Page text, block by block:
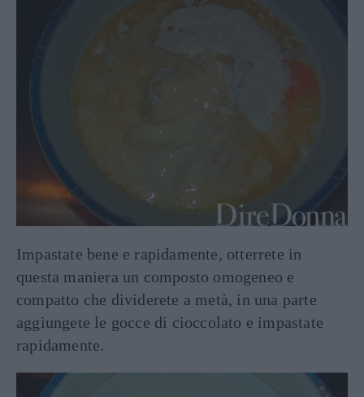
Impastate bene e rapidamente, otterrete in
questa maniera un composto omogeneo e
compatto che dividerete a metà, in una parte
aggiungete le gocce di cioccolato e impastate
rapidamente.